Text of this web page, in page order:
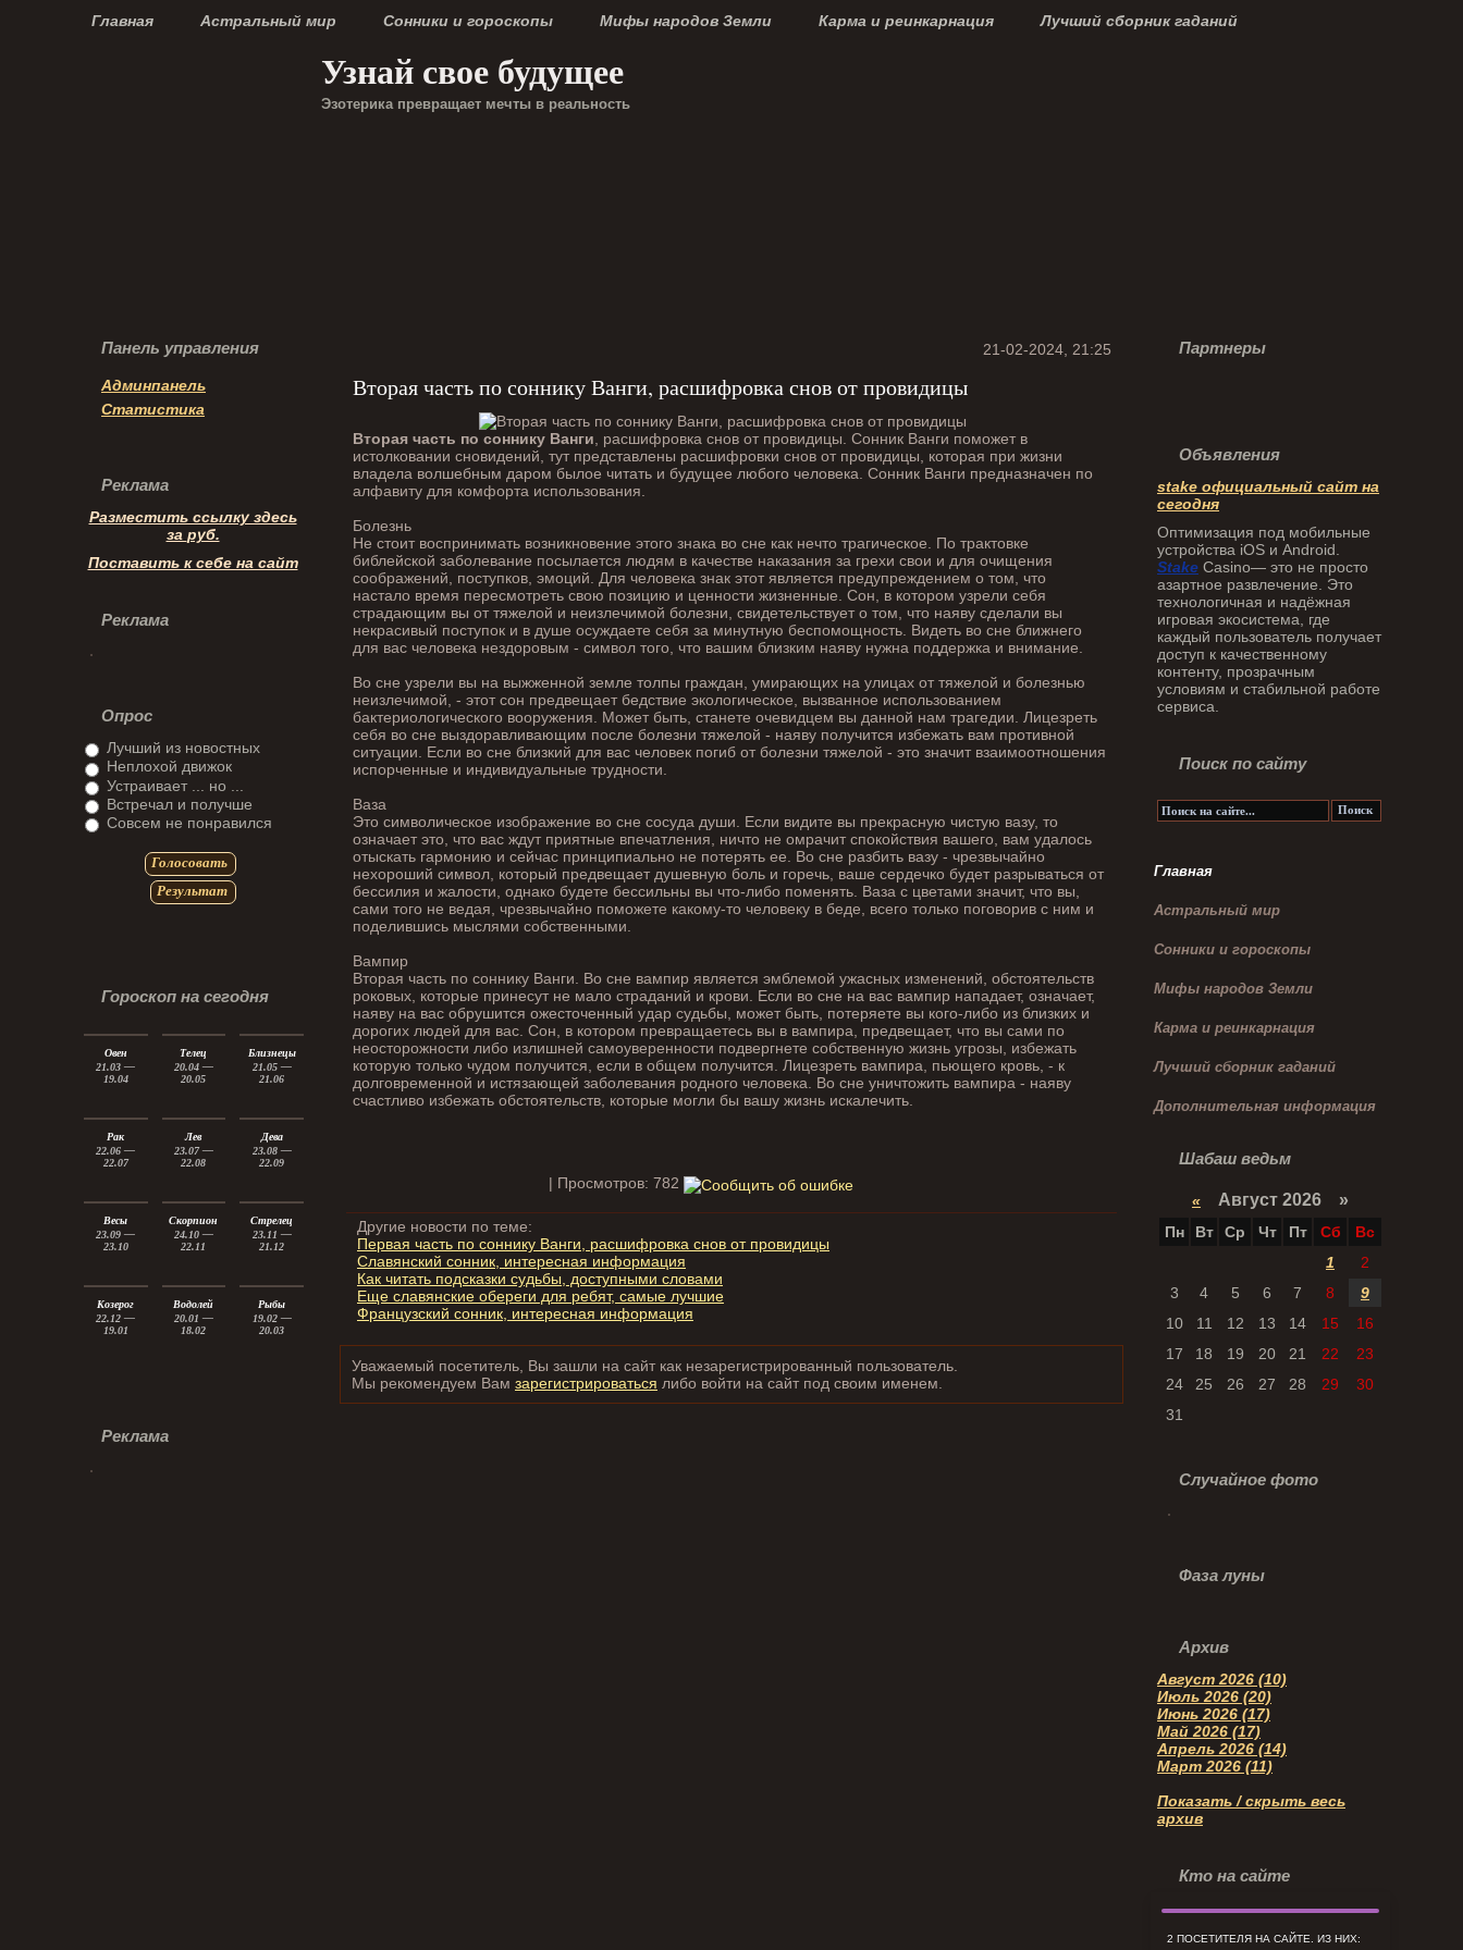
Главная Астральный мир Сонники и гороскопы Мифы народов Земли Карма и реинкарнация Лучший сборник гаданий
Узнай свое будущее
Эзотерика превращает мечты в реальность
Панель управления
Админпанель
Статистика
Реклама
Разместить ссылку здесь
за руб.
Поставить к себе на сайт
Реклама
Опрос
Лучший из новостных
Неплохой движок
Устраивает ... но ...
Встречал и получше
Совсем не понравился
Голосовать
Результат
Гороскоп на сегодня
Овен
21.03 —
19.04
Телец
20.04 —
20.05
Близнецы
21.05 —
21.06
Рак
22.06 —
22.07
Лев
23.07 —
22.08
Дева
23.08 —
22.09
Весы
23.09 —
23.10
Скорпион
24.10 —
22.11
Стрелец
23.11 —
21.12
Козерог
22.12 —
19.01
Водолей
20.01 —
18.02
Рыбы
19.02 —
20.03
Реклама
21-02-2024, 21:25
Вторая часть по соннику Ванги, расшифровка снов от провидицы
Вторая часть по соннику Ванги , расшифровка снов от провидицы. Сонник Ванги поможет в
истолковании сновидений, тут представлены расшифровки снов от провидицы, которая при жизни
владела волшебным даром былое читать и будущее любого человека. Сонник Ванги предназначен по
алфавиту для комфорта использования.
Болезнь
Не стоит воспринимать возникновение этого знака во сне как нечто трагическое. По трактовке
библейской заболевание посылается людям в качестве наказания за грехи свои и для очищения
соображений, поступков, эмоций. Для человека знак этот является предупреждением о том, что
настало время пересмотреть свою позицию и ценности жизненные. Сон, в котором узрели себя
страдающим вы от тяжелой и неизлечимой болезни, свидетельствует о том, что наяву сделали вы
некрасивый поступок и в душе осуждаете себя за минутную беспомощность. Видеть во сне ближнего
для вас человека нездоровым - символ того, что вашим близким наяву нужна поддержка и внимание.
Во сне узрели вы на выжженной земле толпы граждан, умирающих на улицах от тяжелой и болезнью
неизлечимой, - этот сон предвещает бедствие экологическое, вызванное использованием
бактериологического вооружения. Может быть, станете очевидцем вы данной нам трагедии. Лицезреть
себя во сне выздоравливающим после болезни тяжелой - наяву получится избежать вам противной
ситуации. Если во сне близкий для вас человек погиб от болезни тяжелой - это значит взаимоотношения
испорченные и индивидуальные трудности.
Ваза
Это символическое изображение во сне сосуда души. Если видите вы прекрасную чистую вазу, то
означает это, что вас ждут приятные впечатления, ничто не омрачит спокойствия вашего, вам удалось
отыскать гармонию и сейчас принципиально не потерять ее. Во сне разбить вазу - чрезвычайно
нехороший символ, который предвещает душевную боль и горечь, ваше сердечко будет разрываться от
бессилия и жалости, однако будете бессильны вы что-либо поменять. Ваза с цветами значит, что вы,
сами того не ведая, чрезвычайно поможете какому-то человеку в беде, всего только поговорив с ним и
поделившись мыслями собственными.
Вампир
Вторая часть по соннику Ванги. Во сне вампир является эмблемой ужасных изменений, обстоятельств
роковых, которые принесут не мало страданий и крови. Если во сне на вас вампир нападает, означает,
наяву на вас обрушится ожесточенный удар судьбы, может быть, потеряете вы кого-либо из близких и
дорогих людей для вас. Сон, в котором превращаетесь вы в вампира, предвещает, что вы сами по
неосторожности либо излишней самоуверенности подвергнете собственную жизнь угрозы, избежать
которую только чудом получится, если в общем получится. Лицезреть вампира, пьющего кровь, - к
долговременной и истязающей заболевания родного человека. Во сне уничтожить вампира - наяву
счастливо избежать обстоятельств, которые могли бы вашу жизнь искалечить.
| Просмотров: 782
Другие новости по теме:
Первая часть по соннику Ванги, расшифровка снов от провидицы
Славянский сонник, интересная информация
Как читать подсказки судьбы, доступными словами
Еще славянские обереги для ребят, самые лучшие
Французский сонник, интересная информация
Уважаемый посетитель, Вы зашли на сайт как незарегистрированный пользователь.
Мы рекомендуем Вам зарегистрироваться либо войти на сайт под своим именем.
Партнеры
Объявления
stake официальный сайт на
сегодня
Оптимизация под мобильные
устройства iOS и Android.
Stake Casino— это не просто
азартное развлечение. Это
технологичная и надёжная
игровая экосистема, где
каждый пользователь получает
доступ к качественному
контенту, прозрачным
условиям и стабильной работе
сервиса.
Поиск по сайту
Главная
Астральный мир
Сонники и гороскопы
Мифы народов Земли
Карма и реинкарнация
Лучший сборник гаданий
Дополнительная информация
Шабаш ведьм
« Август 2026 »
Пн Вт Ср Чт Пт Сб
Вс
1
2
3
4 5 6 7 8
9
10
11 12 13 14 15
16
17
18 19 20 21 22
23
24
25 26 27 28 29
30
31
Случайное фото
Фаза луны
Архив
Август 2026 (10)
Июль 2026 (20)
Июнь 2026 (17)
Май 2026 (17)
Апрель 2026 (14)
Март 2026 (11)
Показать / скрыть весь
архив
Кто на сайте
2 ПОСЕТИТЕЛЯ НА САЙТЕ. ИЗ НИХ: